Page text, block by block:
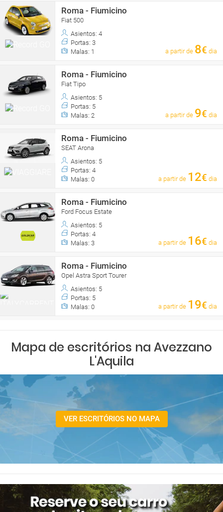
Roma - Fiumicino
Fiat 500
Asientos: 4
Portas: 3
Malas: 1
a partir de 8€ dia
Roma - Fiumicino
Fiat Tipo
Asientos: 5
Portas: 5
Malas: 2
a partir de 9€ dia
Roma - Fiumicino
SEAT Arona
Asientos: 5
Portas: 4
Malas: 0
a partir de 12€ dia
Roma - Fiumicino
Ford Focus Estate
Asientos: 5
Portas: 4
Malas: 3
a partir de 16€ dia
Roma - Fiumicino
Opel Astra Sport Tourer
Asientos: 5
Portas: 5
Malas: 0
a partir de 19€ dia
Mapa de escritórios na Avezzano
L'Aquila
VER ESCRITÓRIOS NO MAPA